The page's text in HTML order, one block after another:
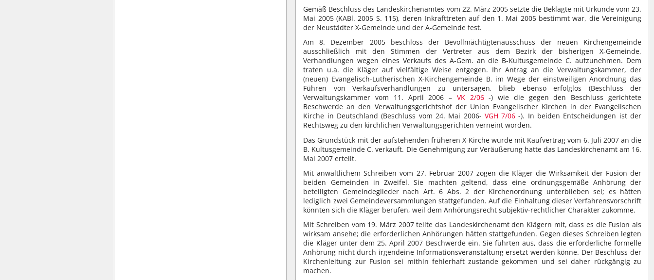
Gemäß Beschluss des Landeskirchenamtes vom 22. März 2005 setzte die Beklagte mit Urkunde vom 23.
Mai 2005 (KABl. 2005 S. 115), deren Inkrafttreten auf den 1. Mai 2005 bestimmt war, die Vereinigung
der Neustädter X-Gemeinde und der A-Gemeinde fest.
Am 8. Dezember 2005 beschloss der Bevollmächtigtenausschuss der neuen Kirchengemeinde
ausschließlich mit den Stimmen der Vertreter aus dem Bezirk der bisherigen X-Gemeinde,
Verhandlungen wegen eines Verkaufs des A-Gem. an die B-Kultusgemeinde C. aufzunehmen. Dem
traten u.a. die Kläger auf vielfältige Weise entgegen. Ihr Antrag an die Verwaltungskammer, der
(neuen) Evangelisch-Lutherischen X-Kirchengemeinde B. im Wege der einstweiligen Anordnung das
Führen von Verkaufsverhandlungen zu untersagen, blieb ebenso erfolglos (Beschluss der
Verwaltungskammer vom 11. April 2006 – VK 2/06-) wie die gegen den Beschluss gerichtete
Beschwerde an den Verwaltungsgerichtshof der Union Evangelischer Kirchen in der Evangelischen
Kirche in Deutschland (Beschluss vom 24. Mai 2006- VGH 7/06 -). In beiden Entscheidungen ist der
Rechtsweg zu den kirchlichen Verwaltungsgerichten verneint worden.
Das Grundstück mit der aufstehenden früheren X-Kirche wurde mit Kaufvertrag vom 6. Juli 2007 an die
B. Kultusgemeinde C. verkauft. Die Genehmigung zur Veräußerung hatte das Landeskirchenamt am 16.
Mai 2007 erteilt.
Mit anwaltlichem Schreiben vom 27. Februar 2007 zogen die Kläger die Wirksamkeit der Fusion der
beiden Gemeinden in Zweifel. Sie machten geltend, dass eine ordnungsgemäße Anhörung der
beteiligten Gemeindeglieder nach Art. 6 Abs. 2 der Kirchenordnung unterblieben sei; es hätten
lediglich zwei Gemeindeversammlungen stattgefunden. Auf die Einhaltung dieser Verfahrensvorschrift
könnten sich die Kläger berufen, weil dem Anhörungsrecht subjektiv-rechtlicher Charakter zukomme.
Mit Schreiben vom 19. März 2007 teilte das Landeskirchenamt den Klägern mit, dass es die Fusion als
wirksam ansehe; die erforderlichen Anhörungen hätten stattgefunden. Gegen dieses Schreiben legten
die Kläger unter dem 25. April 2007 Beschwerde ein. Sie führten aus, dass die erforderliche formelle
Anhörung nicht durch irgendeine Informationsveranstaltung ersetzt werden könne. Der Beschluss der
Kirchenleitung zur Fusion sei mithin fehlerhaft zustande gekommen und sei daher rückgängig zu
machen.